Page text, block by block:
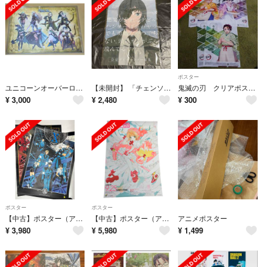
ユニコーンオーバーロード ランチョンマット 3種類
¥ 3,000
【未開封】 「チェンソーマン 布ポスター 姫野」 保管品 折り目あり B3 公安デビルハンター募集 Chainsaw Man
¥ 2,480
ポスター
鬼滅の刃 クリアポスター6枚
¥ 300
ポスター
【中古】ポスター（アニメ） ポスター 天の龍/地の龍 「X-エックス-」 [0796A] 2本セット
¥ 3,980
ポスター
【中古】ポスター（アニメ） 販促ポスター 木之本桜＆ケルベロス 「LD＆VC カードキャプターさくら」
¥ 5,980
アニメポスター
¥ 1,499